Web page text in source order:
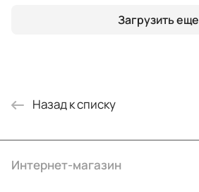
Загрузить еще
Назад к списку
Интернет-магазин